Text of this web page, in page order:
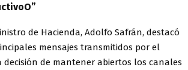
de Hacienda, Adolfo Safrán, destacó
mensajes transmitidos por el
de mantener abiertos los canales